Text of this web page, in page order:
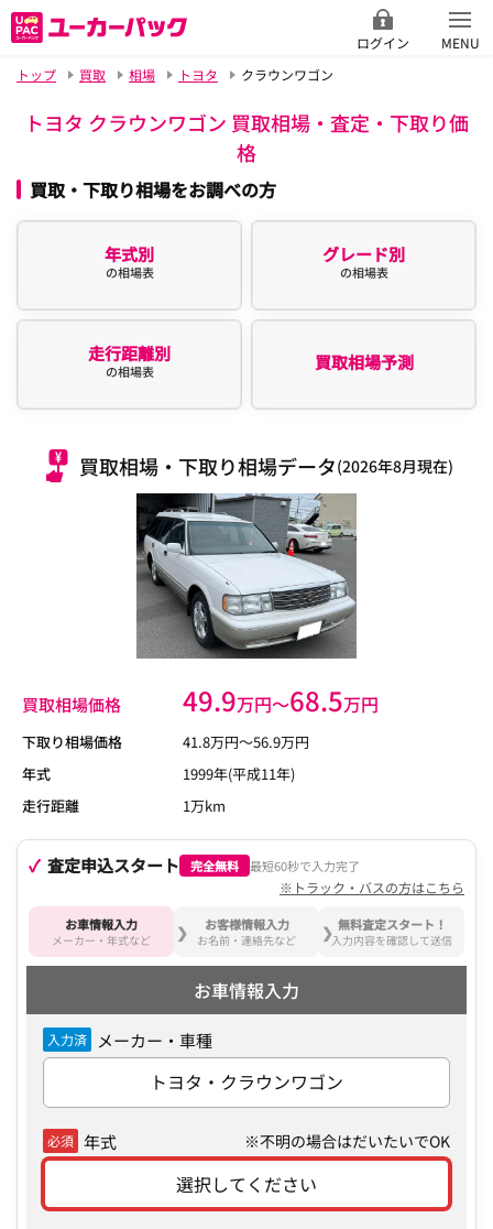
ログイン
MENU
トップ
買取 相場 トヨタ クラウンワゴン
トヨタ クラウンワゴン 買取相場・査定・下取り価
格
買取・下取り相場をお調べの方
年式別
の相場表
グレード別
の相場表
走行距離別
の相場表 買取相場予測
買取相場・下取り相場データ(2026年8月現在)
買取相場価格 49.9万円〜68.5万円
下取り相場価格 41.8万円〜56.9万円
年式
1999年(平成11年)
走行距離
1万km
査定申込スタート 完全無料 最短60秒で入力完了
※トラック・バスの方はこちら
お車情報入力
メーカー・年式など
お客様情報入力
お名前・連絡先など
無料査定スタート！
入力内容を確認して送信
お車情報入力
入力済 メーカー・車種
トヨタ・クラウンワゴン
必須 年式 ※不明の場合はだいたいでOK
選択してください